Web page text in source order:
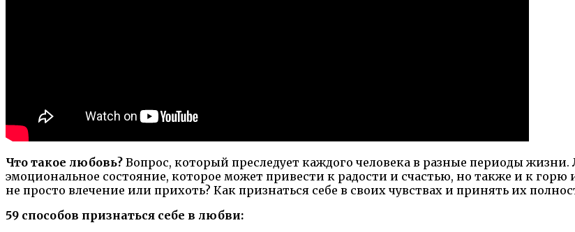
Что такое любовь? Вопрос, который преследует каждого человека в разные периоды
эмоциональное состояние, которое может привести к радости и счастью, но также и к
не просто влечение или прихоть? Как признаться себе в своих чувствах и принять их
59 способов признаться себе в любви: